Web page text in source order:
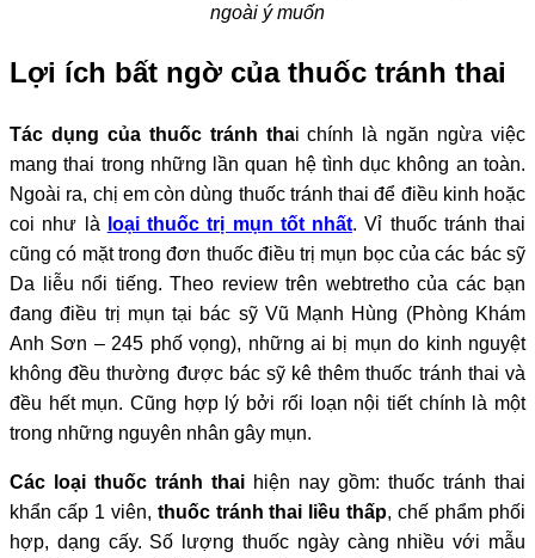
ngoài ý muốn
Lợi ích bất ngờ của thuốc tránh thai
Tác dụng của thuốc tránh thai chính là ngăn ngừa việc
mang thai trong những lần quan hệ tình dục không an toàn.
Ngoài ra, chị em còn dùng thuốc tránh thai để điều kinh hoặc
coi như là
loại thuốc trị mụn tốt nhất. Vỉ thuốc tránh thai
cũng có mặt trong đơn thuốc điều trị mụn bọc của các bác sỹ
Da liễu nổi tiếng. Theo review trên webtretho của các bạn
đang điều trị mụn tại bác sỹ Vũ Mạnh Hùng (Phòng Khám
Anh Sơn – 245 phố vọng), những ai bị mụn do kinh nguyệt
không đều thường được bác sỹ kê thêm thuốc tránh thai và
đều hết mụn. Cũng hợp lý bởi rối loạn nội tiết chính là một
trong những nguyên nhân gây mụn.
Các loại thuốc tránh thai hiện nay gồm: thuốc tránh thai
khẩn cấp 1 viên, thuốc tránh thai liều thấp, chế phẩm phối
hợp, dạng cấy. Số lượng thuốc ngày càng nhiều với mẫu